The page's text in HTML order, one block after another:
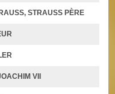
STRAUSS PÈRE
VII